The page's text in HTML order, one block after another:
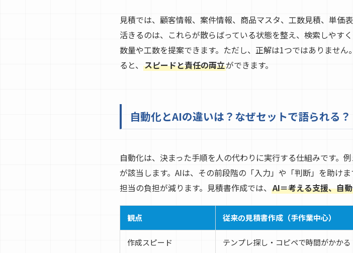
見積では、顧客情報、案件情報、商品マスタ、工数見積、単価
活きるのは、これらが散らばっている状態を整え、検索しやす
数量や工数を提案できます。ただし、正解は1つではありませ
ると、 スピードと責任の両立ができます。
自動化とAIの違いは？なぜセットで語られる？
自動化は、決まった手順を人の代わりに実行する仕組みです。
が該当します。AIは、その前段階の「入力」や「判断」を助け
担当の負担が減ります。見積書作成では、 AI＝考える支援、自
観点 従来の見積書作成（手作業中心）
作成スピード テンプレ探し・コピペで時間がかかる